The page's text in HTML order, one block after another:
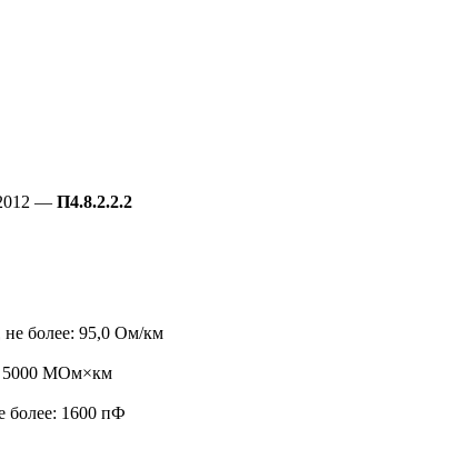
— П4.8.2.2.2
не более: 95,0 Ом/км
5000 МОм×км
более: 1600 пФ